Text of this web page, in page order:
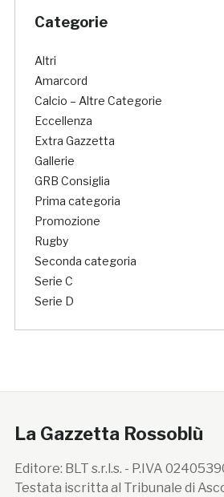
Categorie
Altri
Amarcord
Calcio – Altre Categorie
Eccellenza
Extra Gazzetta
Gallerie
GRB Consiglia
Prima categoria
Promozione
Rugby
Seconda categoria
Serie C
Serie D
La Gazzetta Rossoblù
Editore: BLT s.r.l.s. - P.IVA
Testata iscritta al Tribunale di